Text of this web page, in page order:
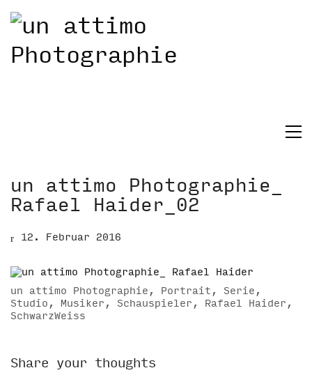
un attimo Photographie_
Rafael Haider_02
12. Februar 2016
un attimo Photographie, Portrait, Serie,
Studio, Musiker, Schauspieler, Rafael Haider,
SchwarzWeiss
Share your thoughts